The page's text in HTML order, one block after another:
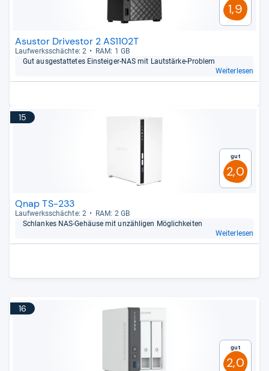
1,9
Asustor Drivestor 2 AS1102T
Lauf­werks­schächte: 2
RAM: 1 GB
Gut aus­ge­stat­te­tes Ein­stei­ger-​NAS mit Laut­stärke-​Pro­blem
Weiterlesen
15
Gut
2,0
Qnap TS-233
Lauf­werks­schächte: 2
RAM: 2 GB
Schlan­kes NAS-​Gehäuse mit unzäh­li­gen Mög­lich­kei­ten
Weiterlesen
16
Gut
2,0